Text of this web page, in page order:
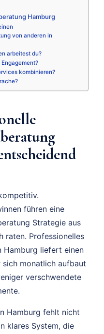
Hamburg
von anderen in
arbeitest du?
kombinieren?
führen eine
Strategie aus
raten. Professionelles
Hamburg liefert einen
monatlich aufbaut
verschwendete
Hamburg fehlt nicht
klares System, die